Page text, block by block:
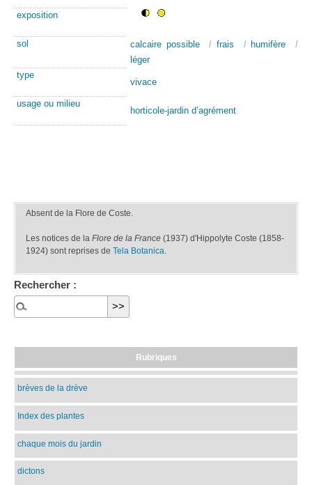
exposition
sol calcaire possible / frais / humifère
/
léger
type
vivace
usage ou milieu
horticole-jardin d’agrément
Absent de la Flore de Coste.
Les notices de laFlore de la France (1937) d'Hippolyte Coste (1858-
1924) sont reprises deTela Botanica.
Rechercher :
Rubriques
brèves de la drève
Index des plantes
chaque mois du jardin
dictons